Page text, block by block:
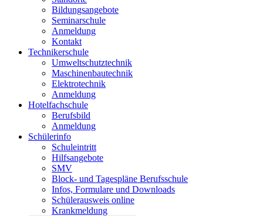
Bildungsangebote
Seminarschule
Anmeldung
Kontakt
Technikerschule
Umweltschutztechnik
Maschinenbautechnik
Elektrotechnik
Anmeldung
Hotelfachschule
Berufsbild
Anmeldung
Schülerinfo
Schuleintritt
Hilfsangebote
SMV
Block- und Tagespläne Berufsschule
Infos, Formulare und Downloads
Schülerausweis online
Krankmeldung